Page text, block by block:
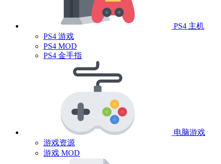
PS4 主机
PS4 游戏
PS4 MOD
PS4 金手指
电脑游戏
游戏资源
游戏 MOD